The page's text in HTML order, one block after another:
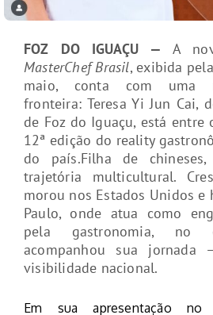
FOZ DO IGUAÇU — A
MasterChef Brasil, exibida
maio, conta com uma
fronteira: Teresa Yi Jun Cai,
de Foz do Iguaçu, está entre
12ª edição do reality
do país.Filha de
trajetória multicultural.
morou nos Estados Unidos e
Paulo, onde atua como
pela gastronomia, no
acompanhou sua
visibilidade nacional.
Em sua apresentação no